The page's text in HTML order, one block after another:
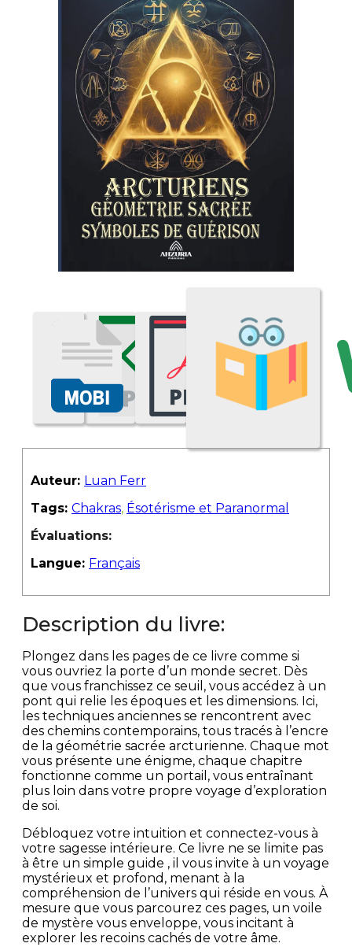
Auteur: Luan Ferr
Tags: Chakras, Ésotérisme et Paranormal
Évaluations:
Langue: Français
Description du livre:
Plongez dans les pages de ce livre comme si
vous ouvriez la porte d’un monde secret. Dès
que vous franchissez ce seuil, vous accédez à un
pont qui relie les époques et les dimensions. Ici,
les techniques anciennes se rencontrent avec
des chemins contemporains, tous tracés à l’encre
de la géométrie sacrée arcturienne. Chaque mot
vous présente une énigme, chaque chapitre
fonctionne comme un portail, vous entraînant
plus loin dans votre propre voyage d’exploration
de soi.
Débloquez votre intuition et connectez-vous à
votre sagesse intérieure. Ce livre ne se limite pas
à être un simple guide , il vous invite à un voyage
mystérieux et profond, menant à la
compréhension de l’univers qui réside en vous. À
mesure que vous parcourez ces pages, un voile
de mystère vous enveloppe, vous incitant à
explorer les recoins cachés de votre âme.